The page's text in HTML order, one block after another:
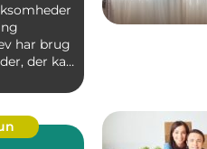
har brug
der kan